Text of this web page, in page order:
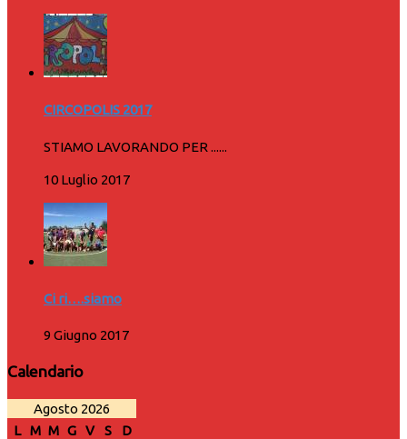
CIRCOPOLIS 2017
STIAMO LAVORANDO PER ......
10 Luglio 2017
Ci ri….siamo
9 Giugno 2017
Calendario
Agosto 2026
L M M G V S D